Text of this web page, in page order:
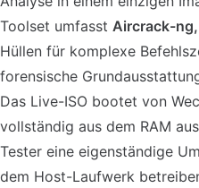
Toolset umfasst Aircrack-ng,
Hüllen für komplexe
forensische
Das Live-ISO bootet von
vollständig aus dem RAM
Tester eine eigenständige
dem Host-Laufwerk